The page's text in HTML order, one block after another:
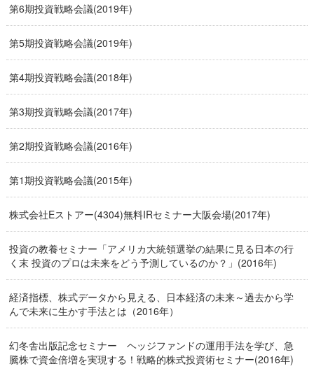
第6期投資戦略会議(2019年)
第5期投資戦略会議(2019年)
第4期投資戦略会議(2018年)
第3期投資戦略会議(2017年)
第2期投資戦略会議(2016年)
第1期投資戦略会議(2015年)
株式会社Eストアー(4304)無料IRセミナー大阪会場(2017年)
投資の教養セミナー「アメリカ大統領選挙の結果に見る日本の行
く末 投資のプロは未来をどう予測しているのか？」(2016年)
経済指標、株式データから見える、日本経済の未来～過去から学
んで未来に生かす手法とは（2016年）
幻冬舎出版記念セミナー ヘッジファンドの運用手法を学び、急
騰株で資金倍増を実現する！戦略的株式投資術セミナー(2016年)